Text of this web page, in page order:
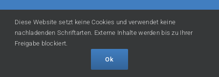
© Copyright
2026 Pasquale Tramaglino | Heizung · Sanitär · Klima
· Kundendienst | Powered by
FacebookInstagramWhatsApp
Diese Website setzt keine Cookies und verwendet keine
nachladenden Schriftarten. Externe Inhalte werden bis zu Ihrer
Freigabe blockiert.
Ok